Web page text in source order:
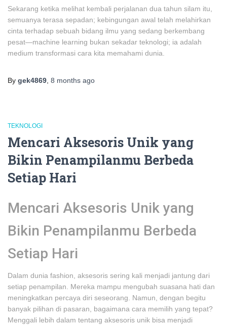
Sekarang ketika melihat kembali perjalanan dua tahun silam itu,
semuanya terasa sepadan; kebingungan awal telah melahirkan
cinta terhadap sebuah bidang ilmu yang sedang berkembang
pesat—machine learning bukan sekadar teknologi; ia adalah
medium transformasi cara kita memahami dunia.
By gek4869 8 months ago
TEKNOLOGI
Mencari Aksesoris Unik yang
Bikin Penampilanmu Berbeda
Setiap Hari
Mencari Aksesoris Unik yang
Bikin Penampilanmu Berbeda
Setiap Hari
Dalam dunia fashion, aksesoris sering kali menjadi jantung dari
setiap penampilan. Mereka mampu mengubah suasana hati dan
meningkatkan percaya diri seseorang. Namun, dengan begitu
banyak pilihan di pasaran, bagaimana cara memilih yang tepat?
Menggali lebih dalam tentang aksesoris unik bisa menjadi